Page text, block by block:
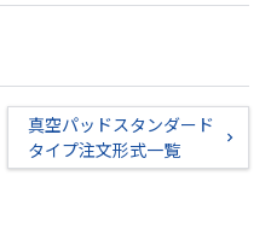
真空パッドスタンダード
タイプ注文形式一覧